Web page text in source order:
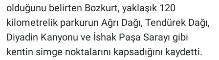
olduğunu belirten Bozkurt, yaklaşık 120
kilometrelik parkurun Ağrı Dağı, Tendürek Dağı,
Diyadin Kanyonu ve İshak Paşa Sarayı gibi
kentin simge noktalarını kapsadığını kaydetti.